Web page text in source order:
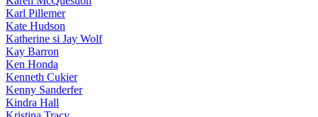
Karl Pillemer
Kate Hudson
Katherine si Jay Wolf
Kay Barron
Ken Honda
Kenneth Cukier
Kenny Sanderfer
Kindra Hall